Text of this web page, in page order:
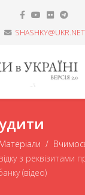
SHASHKY@UKR.NET
Матеріали
з реквізитами
(відео)